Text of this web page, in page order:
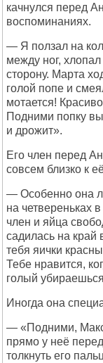
качнулся перед
воспоминаниях.
— Я ползал на
между ног,
сторону. Марта
голой попе и
мотается!
Подними попку
и дрожит».
Его член перед
совсем близко к
— Особенно она
на четвереньках
член и яйца
садилась на край
тебя яички
Тебе нравится,
голый
Иногда она
— «Подними,
прямо у неё
толкнуть его